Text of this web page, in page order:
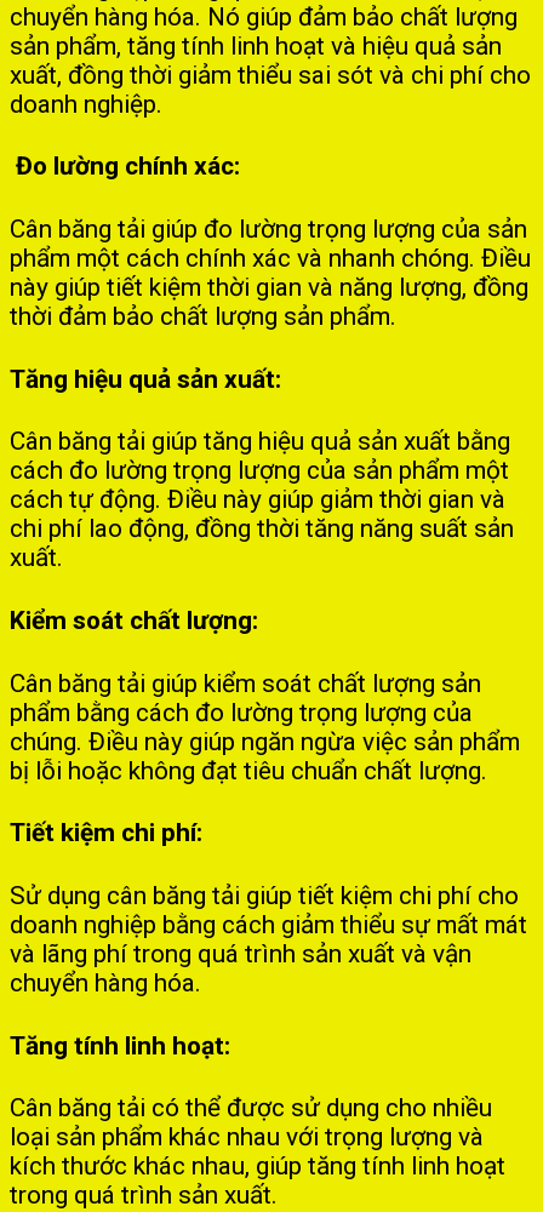
chuyển hàng hóa. Nó giúp đảm bảo chất lượng
sản phẩm, tăng tính linh hoạt và hiệu quả sản
xuất, đồng thời giảm thiểu sai sót và chi phí cho
doanh nghiệp.
Đo lường chính xác:
Cân băng tải giúp đo lường trọng lượng của sản
phẩm một cách chính xác và nhanh chóng. Điều
này giúp tiết kiệm thời gian và năng lượng, đồng
thời đảm bảo chất lượng sản phẩm.
Tăng hiệu quả sản xuất:
Cân băng tải giúp tăng hiệu quả sản xuất bằng
cách đo lường trọng lượng của sản phẩm một
cách tự động. Điều này giúp giảm thời gian và
chi phí lao động, đồng thời tăng năng suất sản
xuất.
Kiểm soát chất lượng:
Cân băng tải giúp kiểm soát chất lượng sản
phẩm bằng cách đo lường trọng lượng của
chúng. Điều này giúp ngăn ngừa việc sản phẩm
bị lỗi hoặc không đạt tiêu chuẩn chất lượng.
Tiết kiệm chi phí:
Sử dụng cân băng tải giúp tiết kiệm chi phí cho
doanh nghiệp bằng cách giảm thiểu sự mất mát
và lãng phí trong quá trình sản xuất và vận
chuyển hàng hóa.
Tăng tính linh hoạt:
Cân băng tải có thể được sử dụng cho nhiều
loại sản phẩm khác nhau với trọng lượng và
kích thước khác nhau, giúp tăng tính linh hoạt
trong quá trình sản xuất.